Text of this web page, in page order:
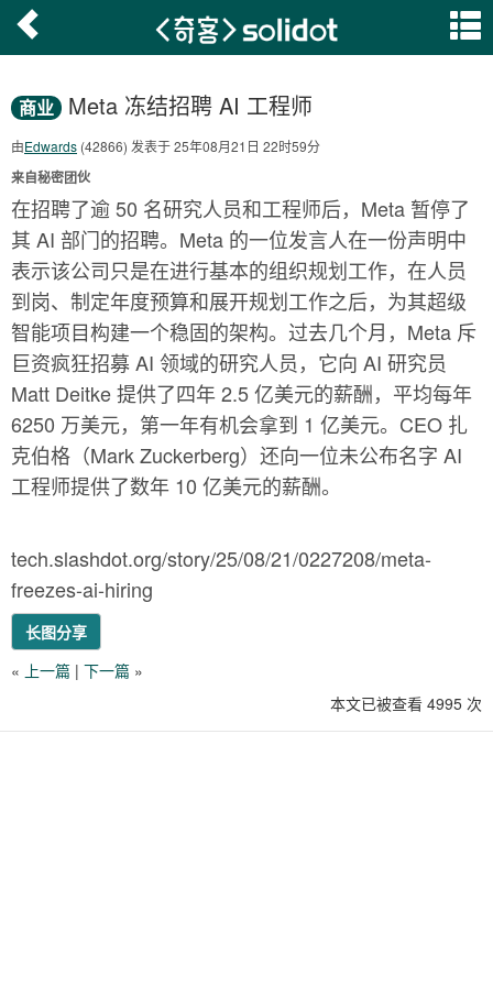
商业 Meta 冻结招聘 AI 工程师
由Edwards (42866) 发表于 25年08月21日 22时59分
来自秘密团伙
在招聘了逾 50 名研究人员和工程师后，Meta 暂停了
其 AI 部门的招聘。Meta 的一位发言人在一份声明中
表示该公司只是在进行基本的组织规划工作，在人员
到岗、制定年度预算和展开规划工作之后，为其超级
智能项目构建一个稳固的架构。过去几个月，Meta 斥
巨资疯狂招募 AI 领域的研究人员，它向 AI 研究员
Matt Deitke 提供了四年 2.5 亿美元的薪酬，平均每年
6250 万美元，第一年有机会拿到 1 亿美元。CEO 扎
克伯格（Mark Zuckerberg）还向一位未公布名字 AI
工程师提供了数年 10 亿美元的薪酬。
tech.slashdot.org/story/25/08/21/0227208/meta-
freezes-ai-hiring
长图分享
« 上一篇 | 下一篇 »
本文已被查看 4995 次